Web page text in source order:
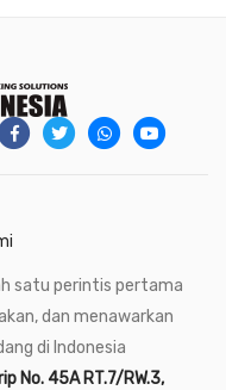
satu perintis pertama
dan menawarkan
di Indonesia
No. 45A RT.7/RW.3,